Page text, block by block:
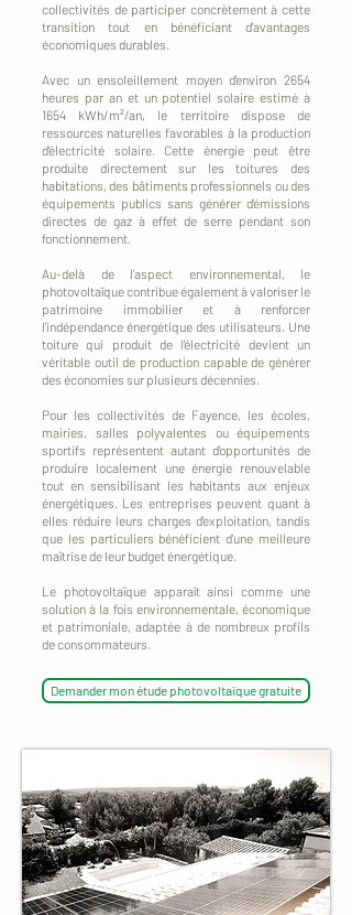
collectivités de participer concrètement à cette
transition tout en bénéficiant d'avantages
économiques durables.
Avec un ensoleillement moyen d'environ 2654
heures par an et un potentiel solaire estimé à
1654 kWh/m²/an, le territoire dispose de
ressources naturelles favorables à la production
d'électricité solaire. Cette énergie peut être
produite directement sur les toitures des
habitations, des bâtiments professionnels ou des
équipements publics sans générer d'émissions
directes de gaz à effet de serre pendant son
fonctionnement.
Au-delà de l'aspect environnemental, le
photovoltaïque contribue également à valoriser le
patrimoine immobilier et à renforcer
l'indépendance énergétique des utilisateurs. Une
toiture qui produit de l'électricité devient un
véritable outil de production capable de générer
des économies sur plusieurs décennies.
Pour les collectivités de Fayence, les écoles,
mairies, salles polyvalentes ou équipements
sportifs représentent autant d'opportunités de
produire localement une énergie renouvelable
tout en sensibilisant les habitants aux enjeux
énergétiques. Les entreprises peuvent quant à
elles réduire leurs charges d'exploitation, tandis
que les particuliers bénéficient d'une meilleure
maîtrise de leur budget énergétique.
Le photovoltaïque apparaît ainsi comme une
solution à la fois environnementale, économique
et patrimoniale, adaptée à de nombreux profils
de consommateurs.
Demander mon étude photovoltaïque gratuite